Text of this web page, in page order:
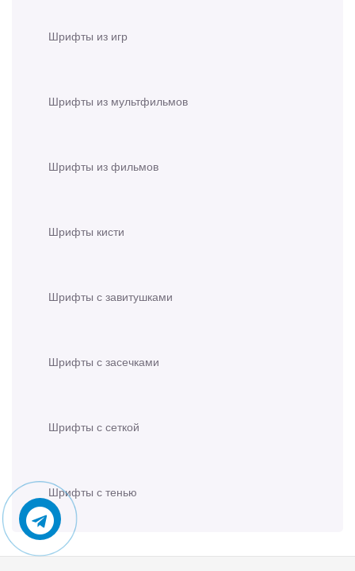
Шрифты из игр
Шрифты из мультфильмов
Шрифты из фильмов
Шрифты кисти
Шрифты с завитушками
Шрифты с засечками
Шрифты с сеткой
Шрифты с тенью